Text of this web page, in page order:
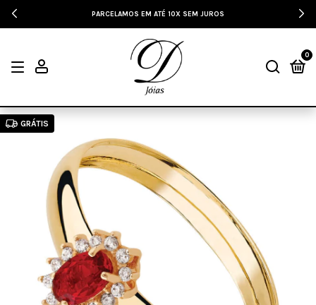
PARCELAMOS EM ATÉ 10X SEM JUROS
0
GRÁTIS